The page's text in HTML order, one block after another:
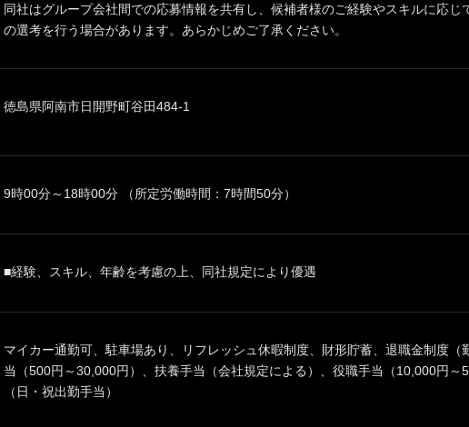
同社はグループ会社間での応募情報を共有し、候補者様のご経験やスキルに応じ
の選考を行う場合があります。あらかじめご了承ください。
徳島県阿南市日開野町谷田484-1
9時00分～18時00分 （所定労働時間：7時間50分）
■経験、スキル、年齢を考慮の上、同社規定により優遇
マイカー通勤可、駐車場あり、リフレッシュ休暇制度、財形貯蓄、退職金制度（
当（500円～30,000円）、扶養手当（会社規定による）、役職手当（10,000円～
（日・祝出勤手当）